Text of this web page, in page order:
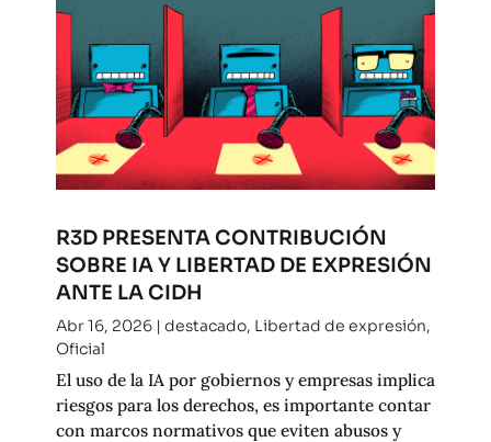
R3D PRESENTA CONTRIBUCIÓN
SOBRE IA Y LIBERTAD DE EXPRESIÓN
ANTE LA CIDH
Abr 16, 2026| destacado, Libertad de expresión,
Oficial
El uso de la IA por gobiernos y empresas implica
riesgos para los derechos, es importante contar
con marcos normativos que eviten abusos y